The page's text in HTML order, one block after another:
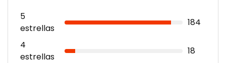
5
estrellas
184
4
estrellas
18